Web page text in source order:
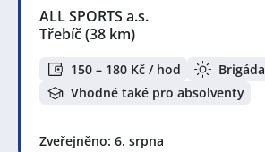
ALL SPORTS a.s.
Třebíč(38 km)
150 – 180 Kč / hod
Brigáda
Vhodné také pro absolventy
Zveřejněno: 6. srpna